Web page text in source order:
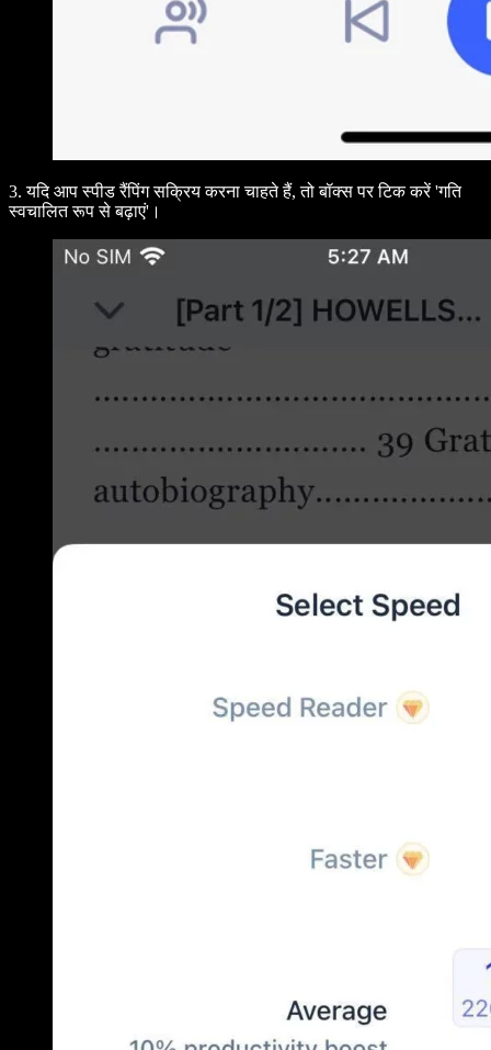
3. यदि आप स्पीड रैंपिंग सक्रिय करना चाहते हैं, तो बॉक्स पर टिक करें 'गति
स्वचालित रूप से बढ़ाएं'।